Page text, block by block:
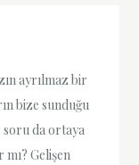
ayrılmaz bir
bize sunduğu
soru da ortaya
Gelişen